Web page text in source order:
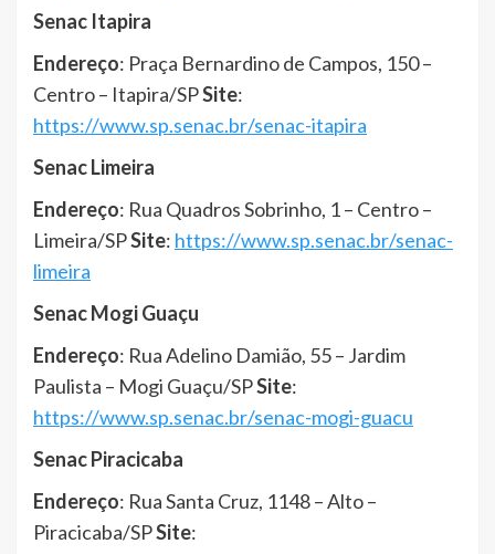
Senac Itapira
Endereço: Praça Bernardino de Campos, 150 –
Centro – Itapira/SPSite:
https://www.sp.senac.br/senac-itapira
Senac Limeira
Endereço: Rua Quadros Sobrinho, 1 – Centro –
Limeira/SPSite: https://www.sp.senac.br/senac-
limeira
Senac Mogi Guaçu
Endereço: Rua Adelino Damião, 55 – Jardim
Paulista – Mogi Guaçu/SPSite:
https://www.sp.senac.br/senac-mogi-guacu
Senac Piracicaba
Endereço: Rua Santa Cruz, 1148 – Alto –
Piracicaba/SPSite: